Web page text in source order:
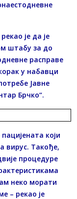
је да је
штабу за до
расправе
у набавци
Јавне
Брчко“.
који
вирус. Такође,
процедуре
неко морати
– рекао је